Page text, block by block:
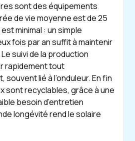
sont des équipements
de vie moyenne est de 25
minimal : un simple
fois par an suffit à maintenir
suivi de la production
rapidement tout
lié à l’onduleur. En fin
sont recyclables, grâce à une
besoin d’entretien
longévité rend le solaire